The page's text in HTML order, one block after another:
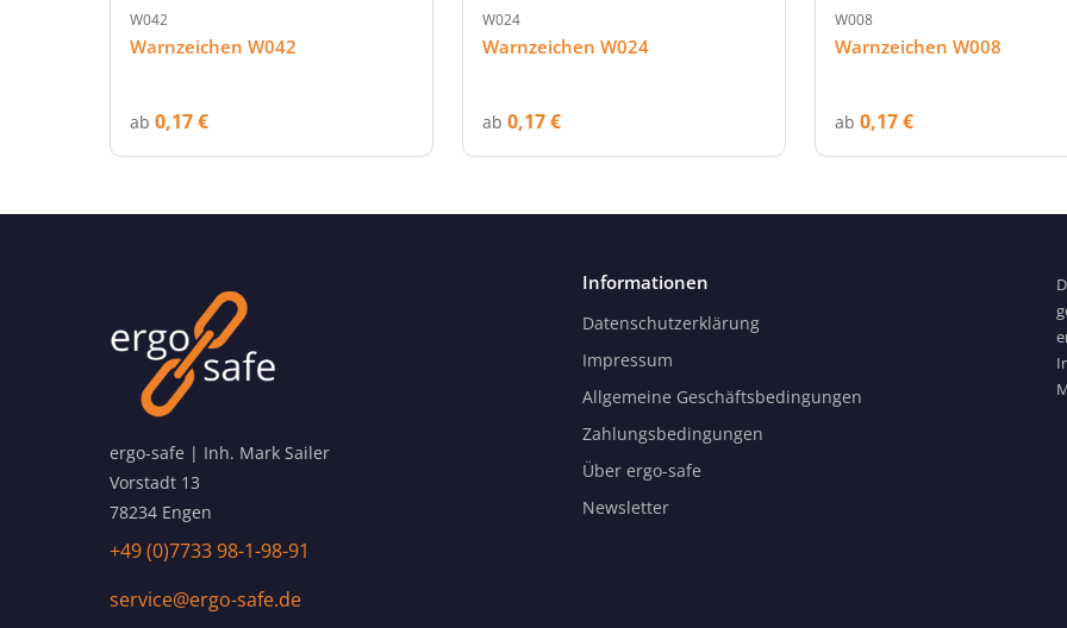
W042
Warnzeichen W042
ab 0,17 €
W024
Warnzeichen W024
ab 0,17 €
W008
Warnzeichen W008
ab 0,17 €
ergo-safe | Inh. Mark Sailer
Vorstadt 13
78234 Engen
+49 (0)7733 98-1-98-91
service@ergo-safe.de
Informationen
Datenschutzerklärung
Impressum
Allgemeine Geschäftsbedingungen
Zahlungsbedingungen
Über ergo-safe
Newsletter